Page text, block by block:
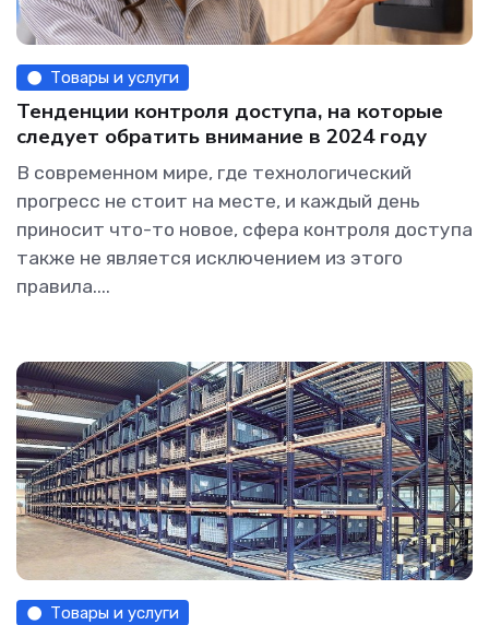
Товары и услуги
Тенденции контроля доступа, на которые
следует обратить внимание в 2024 году
В современном мире, где технологический
прогресс не стоит на месте, и каждый день
приносит что-то новое, сфера контроля доступа
также не является исключением из этого
правила....
Товары и услуги